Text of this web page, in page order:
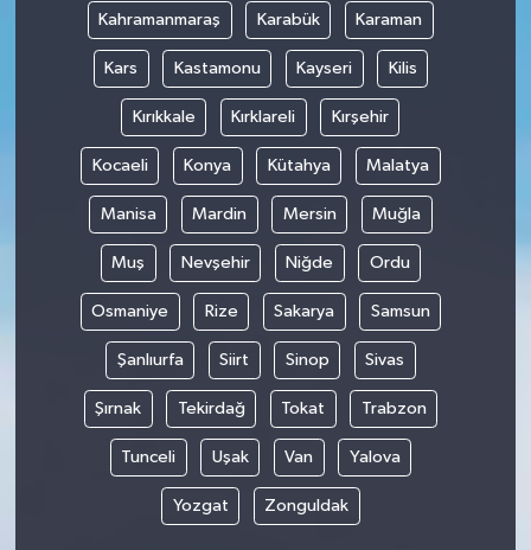
Kahramanmaraş Karabük Karaman
Kars Kastamonu Kayseri Kilis
Kırıkkale Kırklareli Kırşehir
Kocaeli Konya Kütahya Malatya
Manisa Mardin Mersin Muğla
Muş Nevşehir Niğde Ordu
Osmaniye Rize Sakarya Samsun
Şanlıurfa Siirt Sinop Sivas
Şırnak Tekirdağ Tokat Trabzon
Tunceli Uşak Van Yalova
Yozgat Zonguldak